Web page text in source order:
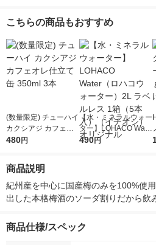
こちらの商品もおすすめ
(数量限定) チューハイ
カクシアジ カフェオ
レ仕立て 缶 350ml 3
480円
【水・ミネラルウォー
ター】LOHACO Wate
r（ロハコウォータ
490円
商品説明
紀州産を中心に国産梅のみを100%使
出した本格梅酒のソーダ割りだから飲
商品仕様/スペック